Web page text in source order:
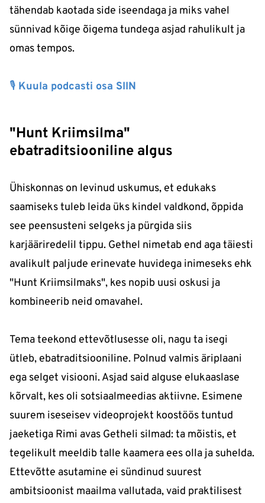
tähendab kaotada side iseendaga ja miks vahel
sünnivad kõige õigema tundega asjad rahulikult ja
omas tempos.
🎙 Kuula podcasti osa SIIN
"Hunt Kriimsilma"
ebatraditsiooniline algus
Ühiskonnas on levinud uskumus, et edukaks
saamiseks tuleb leida üks kindel valdkond, õppida
see peensusteni selgeks ja pürgida siis
karjääriredelil tippu. Gethel nimetab end aga täiesti
avalikult paljude erinevate huvidega inimeseks ehk
"Hunt Kriimsilmaks", kes nopib uusi oskusi ja
kombineerib neid omavahel.
Tema teekond ettevõtlusesse oli, nagu ta isegi
ütleb, ebatraditsiooniline. Polnud valmis äriplaani
ega selget visiooni. Asjad said alguse elukaaslase
kõrvalt, kes oli sotsiaalmeedias aktiivne. Esimene
suurem iseseisev videoprojekt koostöös tuntud
jaeketiga Rimi avas Getheli silmad: ta mõistis, et
tegelikult meeldib talle kaamera ees olla ja suhelda.
Ettevõtte asutamine ei sündinud suurest
ambitsioonist maailma vallutada, vaid praktilisest